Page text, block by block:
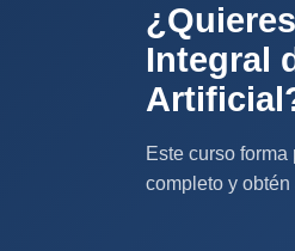
Integral
Este curso
completo y